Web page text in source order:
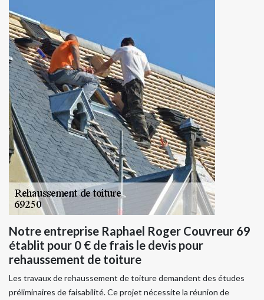
Notre entreprise Raphael Roger Couvreur 69
établit pour 0 € de frais le devis pour
rehaussement de toiture
Les travaux de rehaussement de toiture demandent des études
préliminaires de faisabilité. Ce projet nécessite la réunion de